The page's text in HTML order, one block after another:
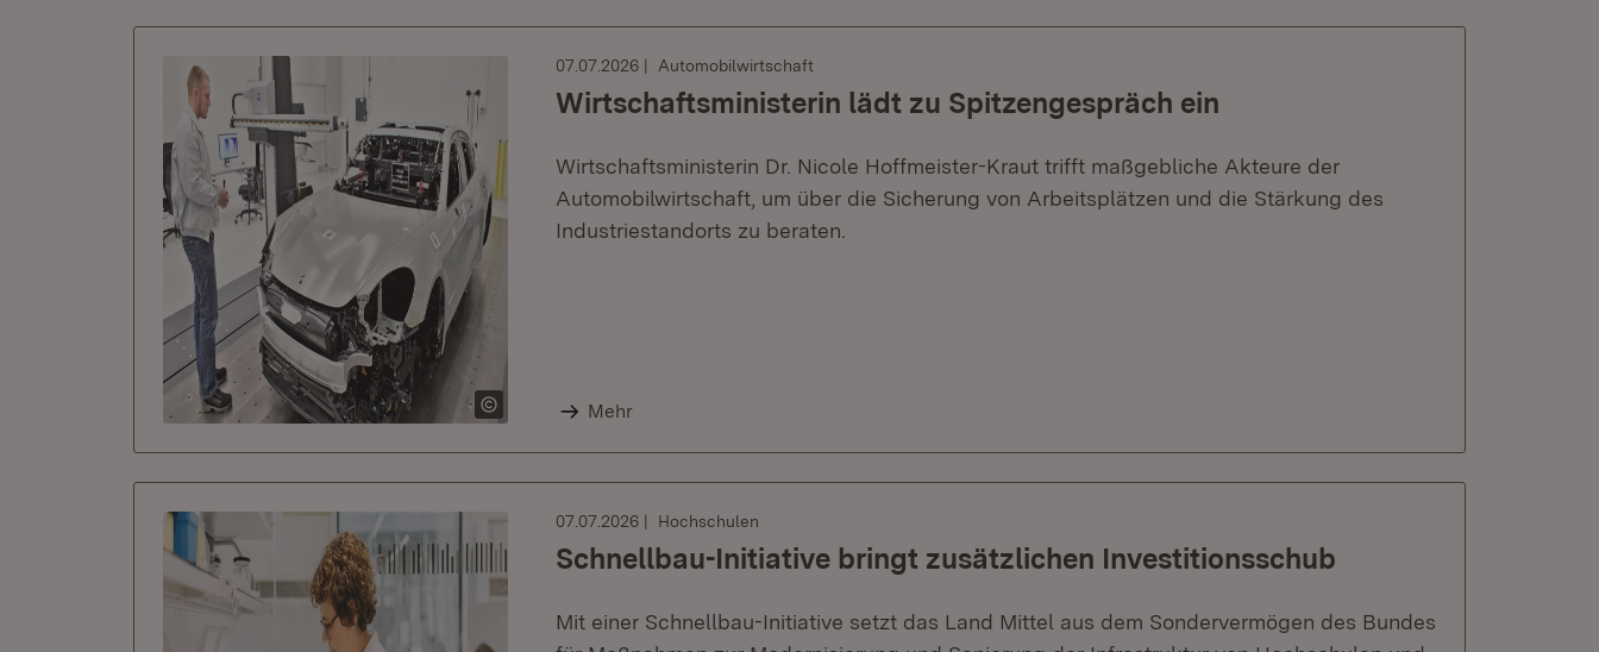
07.07.2026 Automobilwirtschaft
Wirtschaftsministerin lädt zu Spitzengespräch ein
Wirtschaftsministerin Dr. Nicole Hoffmeister-Kraut trifft maßgebliche Akteure der
Automobilwirtschaft, um über die Sicherung von Arbeitsplätzen und die Stärkung des
Industriestandorts zu beraten.
Mehr
07.07.2026 Hochschulen
Schnellbau-Initiative bringt zusätzlichen Investitionsschub
Mit einer Schnellbau-Initiative setzt das Land Mittel aus dem Sondervermögen des Bundes